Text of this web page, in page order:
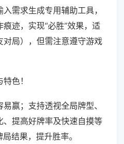
需求生成专用辅助工具，
迹，实现“必胜”效果，适
对局），但需注意遵守游戏
色！
赢；支持透视全局牌型、
提高好牌率及快速自摸等
结果，提升胜率。